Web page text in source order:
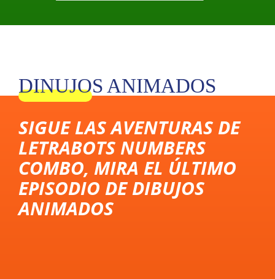
DINUJOS ANIMADOS
SIGUE LAS AVENTURAS DE
LETRABOTS NUMBERS
COMBO, MIRA EL ÚLTIMO
EPISODIO DE DIBUJOS
ANIMADOS